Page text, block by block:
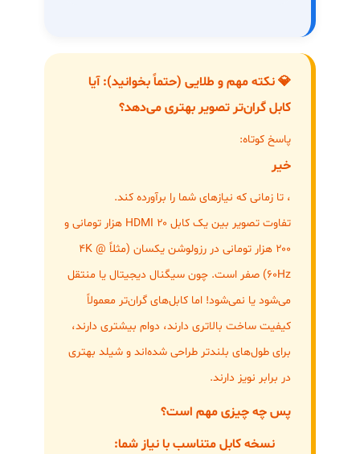
💎 نکته مهم و طلایی (حتماً بخوانید): آیا
کابل گران‌تر تصویر بهتری می‌دهد؟
پاسخ کوتاه:
خیر
، تا زمانی که نیازهای شما را برآورده کند.
تفاوت تصویر بین یک کابل HDMI ۲۰ هزار تومانی و
۲۰۰ هزار تومانی در رزولوشن یکسان (مثلاً 4K @
60Hz) صفر است. چون سیگنال دیجیتال یا منتقل
می‌شود یا نمی‌شود! اما کابل‌های گران‌تر معمولاً
کیفیت ساخت بالاتری دارند، دوام بیشتری دارند،
برای طول‌های بلندتر طراحی شده‌اند و شیلد بهتری
در برابر نویز دارند.
پس چه چیزی مهم است؟
نسخه کابل متناسب با نیاز شما: